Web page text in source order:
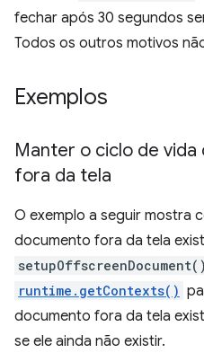
fechar após 30 segundos
Todos os outros motivos
Exemplos
Manter o ciclo de
fora da tela
O exemplo a seguir mostra
documento fora da tela
setupOffscreenDocument()
runtime.getContexts()
documento fora da tela
se ele ainda não existir.